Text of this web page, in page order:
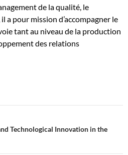
de la qualité, le
a pour mission d’accompagner le
tant au niveau de la production
des relations
Technological Innovation in the